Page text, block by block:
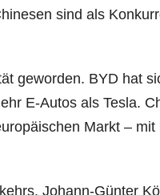
sind als
geworden. BYD hat
E-Autos als Tesla.
Markt –
Johann-Günter